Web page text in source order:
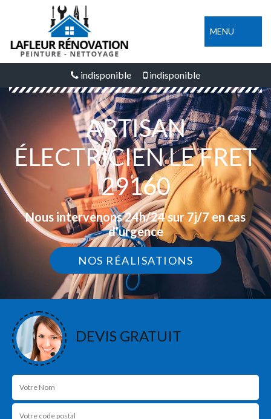
MENU
indisponible indisponible
ARTISAN
ÉLECTRICIEN LE FRET
29160
Nous intervenons 24h/24 sur 7j/7 en cas
d'urgence
NOS RÉALISATIONS
DEVIS GRATUIT